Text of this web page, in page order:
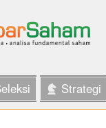
Strategi